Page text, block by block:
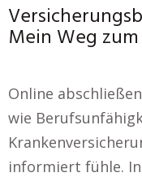
Mein Weg
Online
wie
informiert fühle.